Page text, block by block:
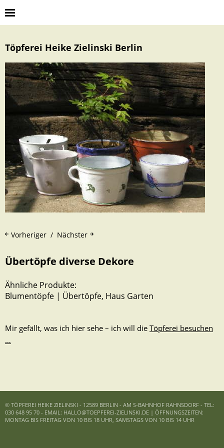
Töpferei Heike Zielinski Berlin
Nächster
Vorheriger
Übertöpfe diverse Dekore
Ähnliche Produkte:
Blumentöpfe | Übertöpfe, Haus Garten
Mir gefällt, was ich hier sehe – ich will die Töpferei besuchen
…
© TÖPFEREI HEIKE ZIELINSKI - 12589 BERLIN - AM S-BAHNHOF RAHNSDORF - TEL:
030 648 95 70 - EMAIL: HALLO@TOEPFEREI-ZIELINSKI.DE | ÖFFNUNGSZEITEN:
MONTAG BIS FREITAG VON 10 BIS 18 UHR, SAMSTAGS VON 10 BIS 14 UHR